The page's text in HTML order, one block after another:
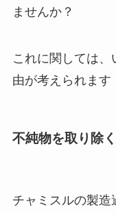
ませんか？
これに関しては
由が考えられます
不純物を取り除
チャミスルの製